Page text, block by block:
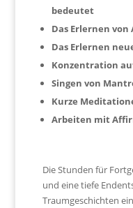
bedeutet
Das Erlernen
Das Erlernen
Konzentration
Singen von
Kurze
Arbeiten mit
Die Stunden für
und eine tiefe
Traumgeschichten